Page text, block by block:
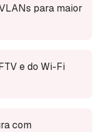
para maior
e do Wi-Fi
com